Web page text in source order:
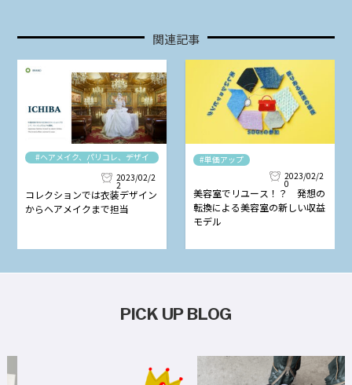
関連記事
#ヘアメイク、パリコレ、デザイ
ナー
2023/02/2
2
コレクションでは衣装デザイン
からヘアメイクまで担当
#単価アップ
2023/02/2
0
美容室でリユース！？ 発想の
転換による美容室の新しい収益
モデル
PICK UP BLOG